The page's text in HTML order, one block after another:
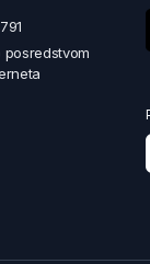
posredstvom